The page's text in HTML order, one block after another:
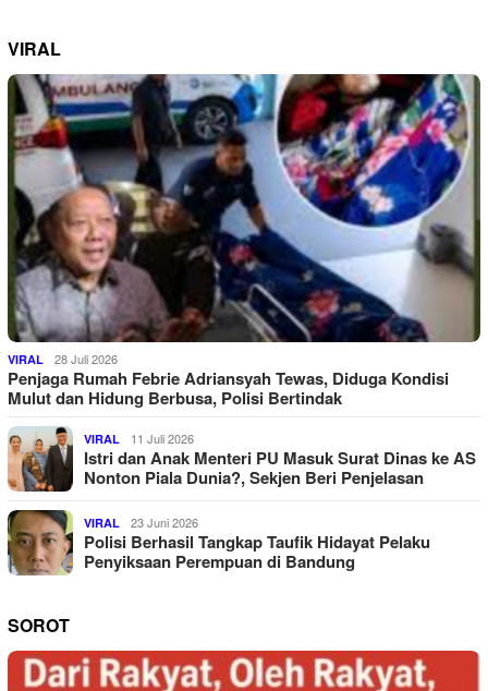
VIRAL
VIRAL 28 Juli 2026
Penjaga Rumah Febrie Adriansyah Tewas, Diduga Kondisi
Mulut dan Hidung Berbusa, Polisi Bertindak
VIRAL 11 Juli 2026
Istri dan Anak Menteri PU Masuk Surat Dinas ke AS
Nonton Piala Dunia?, Sekjen Beri Penjelasan
VIRAL 23 Juni 2026
Polisi Berhasil Tangkap Taufik Hidayat Pelaku
Penyiksaan Perempuan di Bandung
SOROT